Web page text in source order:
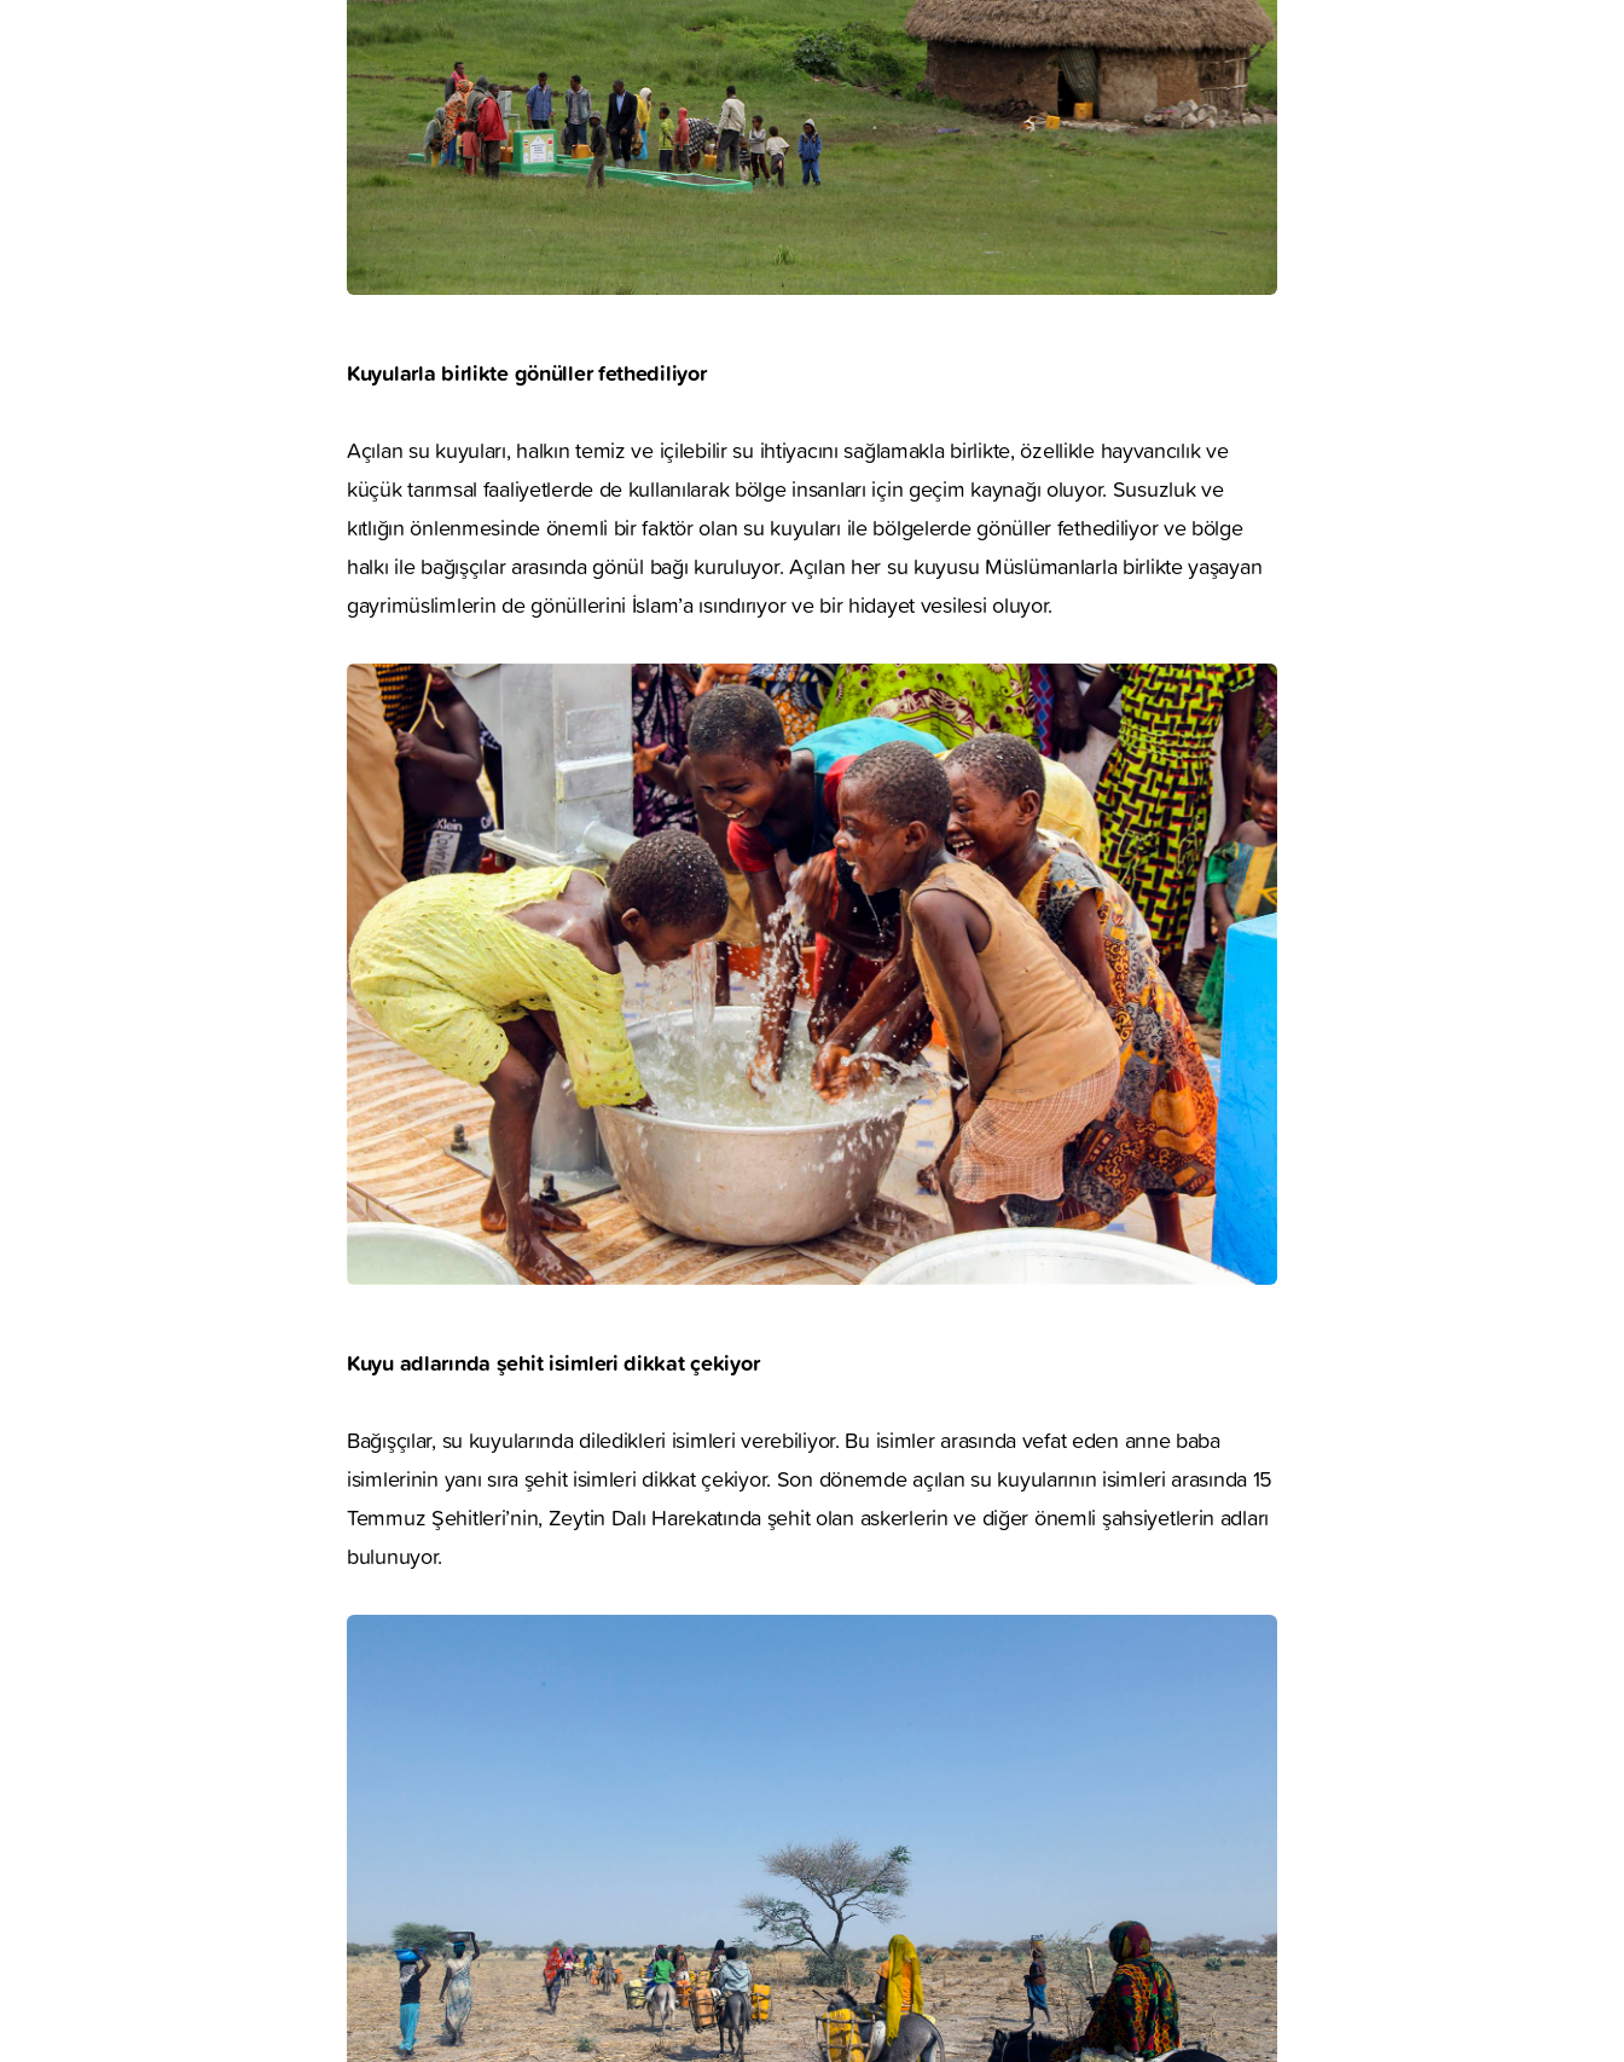
Kuyularla birlikte gönüller fethediliyor
Açılan su kuyuları, halkın temiz ve içilebilir su ihtiyacını sağlamakla birlikte, özellikle hayvancılık ve
küçük tarımsal faaliyetlerde de kullanılarak bölge insanları için geçim kaynağı oluyor. Susuzluk ve
kıtlığın önlenmesinde önemli bir faktör olan su kuyuları ile bölgelerde gönüller fethediliyor ve bölge
halkı ile bağışçılar arasında gönül bağı kuruluyor. Açılan her su kuyusu Müslümanlarla birlikte yaşayan
gayrimüslimlerin de gönüllerini İslam’a ısındırıyor ve bir hidayet vesilesi oluyor.
Kuyu adlarında şehit isimleri dikkat çekiyor
Bağışçılar, su kuyularında diledikleri isimleri verebiliyor. Bu isimler arasında vefat eden anne baba
isimlerinin yanı sıra şehit isimleri dikkat çekiyor. Son dönemde açılan su kuyularının isimleri arasında 15
Temmuz Şehitleri’nin, Zeytin Dalı Harekatında şehit olan askerlerin ve diğer önemli şahsiyetlerin adları
bulunuyor.